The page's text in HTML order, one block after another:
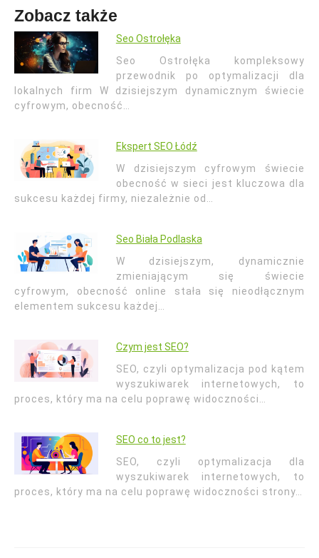
Zobacz także
Seo Ostrołęka
Seo Ostrołęka kompleksowy
przewodnik po optymalizacji dla
lokalnych firm W dzisiejszym dynamicznym świecie
cyfrowym, obecność…
Ekspert SEO Łódź
W dzisiejszym cyfrowym świecie
obecność w sieci jest kluczowa dla
sukcesu każdej firmy, niezależnie od…
Seo Biała Podlaska
W dzisiejszym, dynamicznie
zmieniającym się świecie
cyfrowym, obecność online stała się nieodłącznym
elementem sukcesu każdej…
Czym jest SEO?
SEO, czyli optymalizacja pod kątem
wyszukiwarek internetowych, to
proces, który ma na celu poprawę widoczności…
SEO co to jest?
SEO, czyli optymalizacja dla
wyszukiwarek internetowych, to
proces, który ma na celu poprawę widoczności strony…